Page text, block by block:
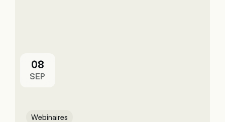
08
SEP
Webinaires